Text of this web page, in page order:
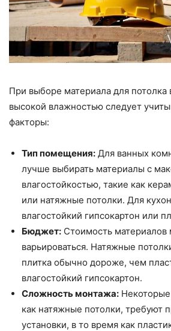
При выборе материала для
высокой влажностью следует
факторы:
Тип помещения: Для ванных
лучше выбирать материалы с
влагостойкостью, такие как
или натяжные потолки. Для
влагостойкий гипсокартон или
Бюджет: Стоимость материалов
варьироваться. Натяжные
плитка обычно дороже, чем
влагостойкий гипсокартон.
Сложность монтажа:
как натяжные потолки, требуют
установки, в то время как